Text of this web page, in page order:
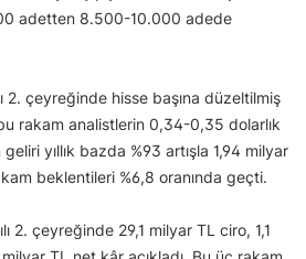
adetten 8.500-10.000 adede
2. çeyreğinde hisse başına düzeltilmiş
rakam analistlerin 0,34-0,35 dolarlık
yıllık bazda %93 artışla 1,94 milyar
beklentileri %6,8 oranında geçti.
2. çeyreğinde 29,1 milyar TL ciro, 1,1